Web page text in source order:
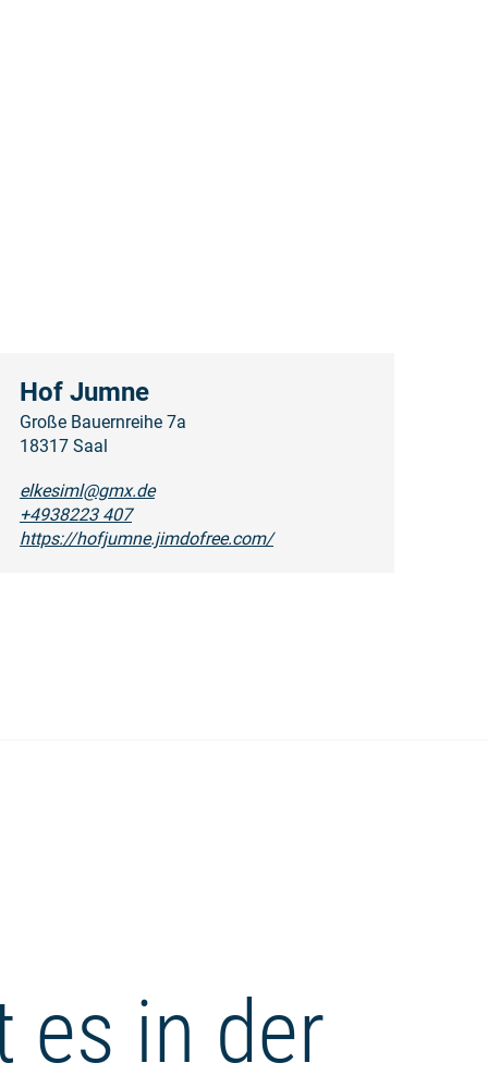
Hof Jumne
Große Bauernreihe 7a
18317 Saal
elkesiml@gmx.de
+4938223 407
https://hofjumne.jimdofree.com/
es in der